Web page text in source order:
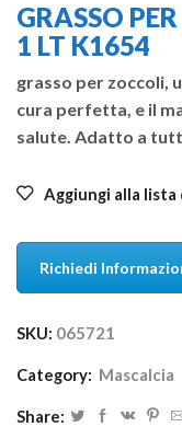
GRASSO
1 LT K1654
grasso per zoccoli,
cura perfetta, e il
salute. Adatto a
Aggiungi alla lista
Richiedi
SKU: 065721
Category: Mascalcia
Share: